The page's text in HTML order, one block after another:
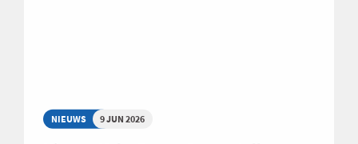
NIEUWS 9 JUN 2026